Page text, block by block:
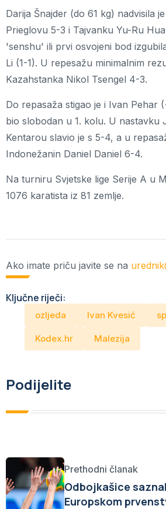
Darija Šnajder (do 61 kg) nadvisila
Prieglovu 5-3 i Tajvanku Yu-Ru
'senshu' ili prvi osvojeni bod
Li (1-1). U repesažu minimalnim
Kazahstanka Nikol Tsengel 4-3.
Do repasaža stigao je i Ivan Pehar
bio slobodan u 1. kolu. U nastavku
Kentarou slavio je s 5-4, a u
Indonežanin Daniel Daniel 6-4.
Na turniru Svjetske lige Serije A u
1076 karatista iz 81 zemlje.
Ako imate priču javite se na
Ključne riječi:
ozljeda Ivan Kvesić
Kodex.hr Malezija
Podijelite
Prethodni članak
Odbojkašice
Europskom